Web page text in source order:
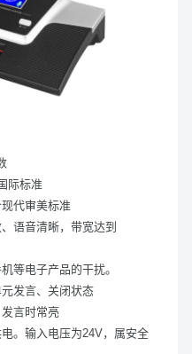
际标准
代审美标准
语音清晰，带宽达到
等电子产品的干扰。
发言、关闭状态
言时常亮
。输入电压为24V，属安全